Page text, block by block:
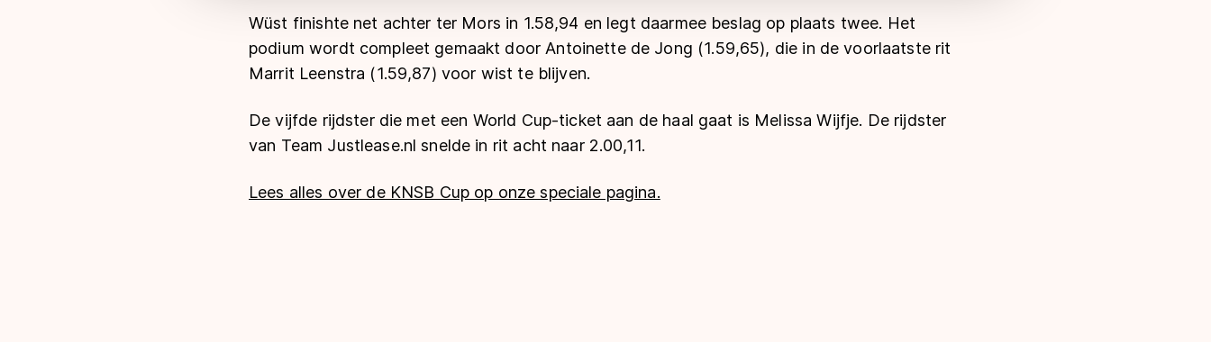
Wüst finishte net achter ter Mors in 1.58,94 en legt daarmee beslag op plaats twee. Het
podium wordt compleet gemaakt door Antoinette de Jong (1.59,65), die in de voorlaatste rit
Marrit Leenstra (1.59,87) voor wist te blijven.
De vijfde rijdster die met een World Cup-ticket aan de haal gaat is Melissa Wijfje. De rijdster
van Team Justlease.nl snelde in rit acht naar 2.00,11.
Lees alles over de KNSB Cup op onze speciale pagina.